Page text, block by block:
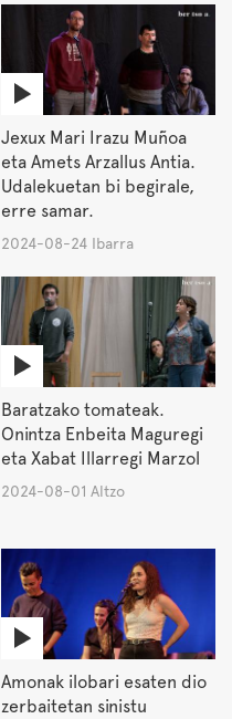
Jexux Mari Irazu Muñoa
eta Amets Arzallus Antia.
Udalekuetan bi begirale,
erre samar.
2024-08-24 Ibarra
Baratzako tomateak.
Onintza Enbeita Maguregi
eta Xabat Illarregi Marzol
2024-08-01 Altzo
Amonak ilobari esaten dio
zerbaitetan sinistu